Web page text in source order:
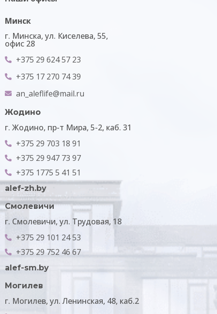
Минск
г. Минска, ул. Киселева, 55,
офис 28
+375 29 624 57 23
+375 17 270 74 39
an_aleflife@mail.ru
Жодино
г. Жодино, пр-т Мира, 5-2, каб. 31
+375 29 703 18 91
+375 29 947 73 97
+375 1775 5 41 51
alef-zh.by
Смолевичи
г. Смолевичи, ул. Трудовая, 18
+375 29 101 24 53
+375 29 752 46 67
alef-sm.by
Могилев
г. Могилев, ул. Ленинская, 48, каб.2​